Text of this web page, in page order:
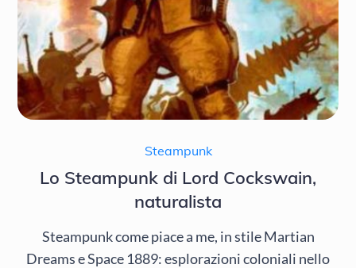
Steampunk
Lo Steampunk di Lord Cockswain,
naturalista
Steampunk come piace a me, in stile Martian
Dreams e Space 1889: esplorazioni coloniali nello